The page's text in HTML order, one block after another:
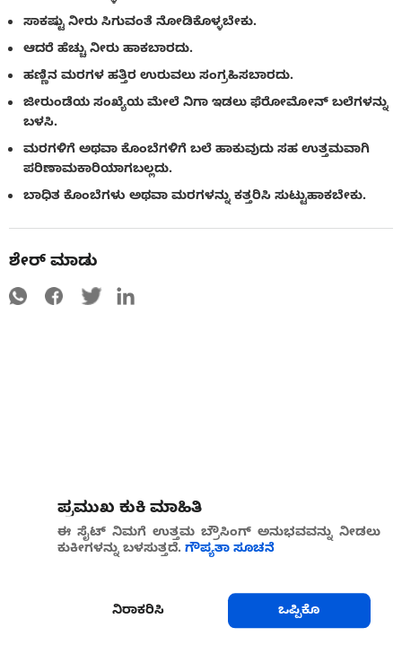
ಸಾಕಷ್ಟು ನೀರು ಸಿಗುವಂತೆ ನೋಡಿಕೊಳ್ಳಬೇಕು.
ಆದರೆ ಹೆಚ್ಚು ನೀರು ಹಾಕಬಾರದು.
ಹಣ್ಣಿನ ಮರಗಳ ಹತ್ತಿರ ಉರುವಲು ಸಂಗ್ರಹಿಸಬಾರದು.
ಜೀರುಂಡೆಯ ಸಂಖ್ಯೆಯ ಮೇಲೆ ನಿಗಾ ಇಡಲು ಫೆರೋಮೋನ್ ಬಲೆಗಳನ್ನು
ಬಳಸಿ.
ಮರಗಳಿಗೆ ಅಥವಾ ಕೊಂಬೆಗಳಿಗೆ ಬಲೆ ಹಾಕುವುದು ಸಹ ಉತ್ತಮವಾಗಿ
ಪರಿಣಾಮಕಾರಿಯಾಗಬಲ್ಲದು.
ಬಾಧಿತ ಕೊಂಬೆಗಳು ಅಥವಾ ಮರಗಳನ್ನು ಕತ್ತರಿಸಿ ಸುಟ್ಟುಹಾಕಬೇಕು.
ಶೇರ್ ಮಾಡು
ಪ್ರಮುಖ ಕುಕಿ ಮಾಹಿತಿ
ಈ ಸೈಟ್ ನಿಮಗೆ ಉತ್ತಮ ಬ್ರೌಸಿಂಗ್ ಅನುಭವವನ್ನು ನೀಡಲು
ಕುಕೀಗಳನ್ನು ಬಳಸುತ್ತದೆ. ಗೌಪ್ಯತಾ ಸೂಚನೆ
ನಿರಾಕರಿಸಿ ಒಪ್ಪಿಕೊ